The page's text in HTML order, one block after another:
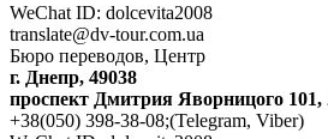
WeChat ID: dolcevita2008
translate@dv-tour.com.ua
Бюро переводов, Центр
г. Днепр, 49038
проспект Дмитрия Яворницого 101,
+38(050) 398-38-08;(Telegram, Viber)